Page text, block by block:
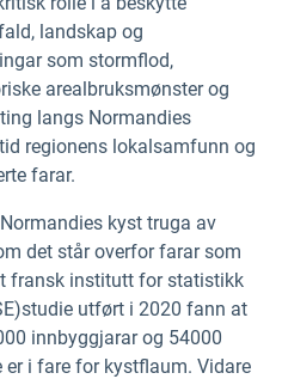
landskap og
som stormflod,
arealbruksmønster og
langs Normandies
regionens lokalsamfunn og
farar.
kyst truga av
det står overfor farar som
fransk institutt for statistikk
studie utført i 2020 fann at
innbyggjarar og 54000
i fare for kystflaum. Vidare